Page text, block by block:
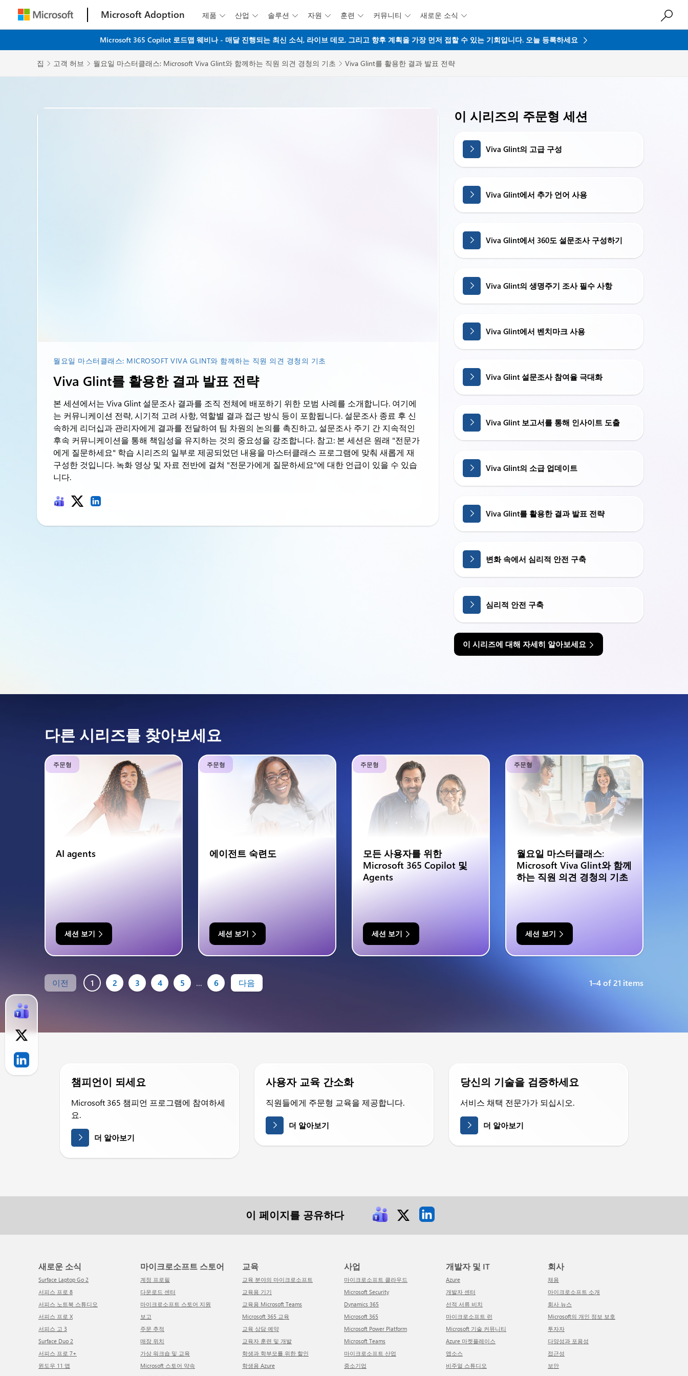
주요 콘텐츠로 건너뛰기
Microsoft Adoption 제품  산업  솔루션  자원  훈련  커뮤니티  새로운 소식 
Microsoft 365 Copilot 로드맵 웨비나 - 매달 진행되는 최신 소식, 라이브 데모, 그리고 향후 계획을 가장 먼저 접할 수 있는 기회입니다. 오늘 등록하세요
집  고객 허브  월요일 마스터클래스: Microsoft Viva Glint와 함께하는 직원 의견 경청의 기초  Viva Glint를 활용한 결과 발표 전략
월요일 마스터클래스: MICROSOFT VIVA GLINT와 함께하는 직원 의견 경청의 기초
Viva Glint를 활용한 결과 발표 전략
본 세션에서는 Viva Glint 설문조사 결과를 조직 전체에 배포하기 위한 모범 사례를 소개합니다. 여기에
는 커뮤니케이션 전략, 시기적 고려 사항, 역할별 결과 접근 방식 등이 포함됩니다. 설문조사 종료 후 신
속하게 리더십과 관리자에게 결과를 전달하여 팀 차원의 논의를 촉진하고, 설문조사 주기 간 지속적인
후속 커뮤니케이션을 통해 책임성을 유지하는 것의 중요성을 강조합니다. 참고: 본 세션은 원래 "전문가
에게 질문하세요" 학습 시리즈의 일부로 제공되었던 내용을 마스터클래스 프로그램에 맞춰 새롭게 재
구성한 것입니다. 녹화 영상 및 자료 전반에 걸쳐 "전문가에게 질문하세요"에 대한 언급이 있을 수 있습
니다.
이 시리즈의 주문형 세션
Viva Glint의 고급 구성
Viva Glint에서 추가 언어 사용
Viva Glint에서 360도 설문조사 구성하기
Viva Glint의 생명주기 조사 필수 사항
Viva Glint에서 벤치마크 사용
Viva Glint 설문조사 참여율 극대화
Viva Glint 보고서를 통해 인사이트 도출
Viva Glint의 소급 업데이트
Viva Glint를 활용한 결과 발표 전략
변화 속에서 심리적 안전 구축
심리적 안전 구축
이 시리즈에 대해 자세히 알아보세요
다른 시리즈를 찾아보세요
주문형
AI agents
세션 보기
주문형
에이전트 숙련도
세션 보기
주문형
모든 사용자를 위한
Microsoft 365 Copilot 및
Agents
세션 보기
주문형
월요일 마스터클래스:
Microsoft Viva Glint와 함께
하는 직원 의견 경청의 기초
세션 보기
이전 1 2 3 4 5 … 6 다음 1–4 of 21 items
챔피언이 되세요
Microsoft 365 챔피언 프로그램에 참여하세
요.
더 알아보기
사용자 교육 간소화
직원들에게 주문형 교육을 제공합니다.
더 알아보기
당신의 기술을 검증하세요
서비스 채택 전문가가 되십시오.
더 알아보기
이 페이지를 공유하다
새로운 소식
Surface Laptop Go 2
서피스 프로 8
서피스 노트북 스튜디오
서피스 프로 X
서피스 고 3
Surface Duo 2
서피스 프로 7+
윈도우 11 앱
마이크로소프트 스토어
계정 프로필
다운로드 센터
마이크로소프트 스토어 지원
보고
주문 추적
매장 위치
가상 워크숍 및 교육
Microsoft 스토어 약속
교육
교육 분야의 마이크로소프트
교육용 기기
교육용 Microsoft Teams
Microsoft 365 교육
교육 상담 예약
교육자 훈련 및 개발
학생과 학부모를 위한 할인
학생용 Azure
사업
마이크로소프트 클라우드
Microsoft Security
Dynamics 365
Microsoft 365
Microsoft Power Platform
Microsoft Teams
마이크로소프트 산업
중소기업
개발자 및 IT
Azure
개발자 센터
선적 서류 비치
마이크로소프트 런
Microsoft 기술 커뮤니티
Azure 마켓플레이스
앱소스
비주얼 스튜디오
회사
채용
마이크로소프트 소개
회사 뉴스
Microsoft의 개인 정보 보호
투자자
다양성과 포용성
접근성
보안